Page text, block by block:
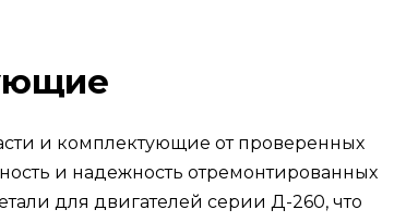
и комплектующие от проверенных
и надежность отремонтированных
для двигателей серии Д-260, что